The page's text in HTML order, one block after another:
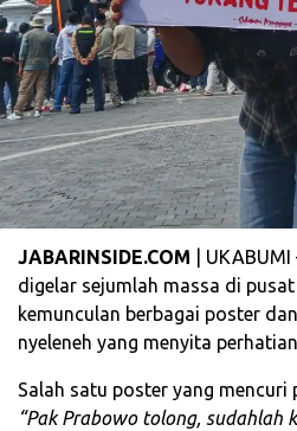
JABARINSIDE.COM |
digelar sejumlah massa di
kemunculan berbagai poster
nyeleneh yang menyita
Salah satu poster yang mencuri
“Pak Prabowo tolong, sudahlah